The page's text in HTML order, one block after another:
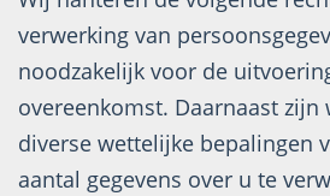
verwerking van
noodzakelijk voor de
overeenkomst. Daarnaast zijn
diverse wettelijke bepalingen
aantal gegevens over u te